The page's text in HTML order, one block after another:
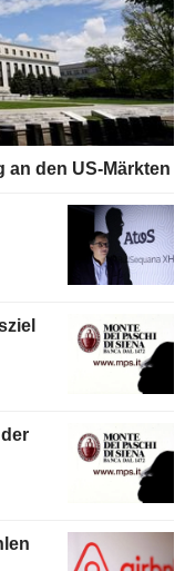
an den US-Märkten